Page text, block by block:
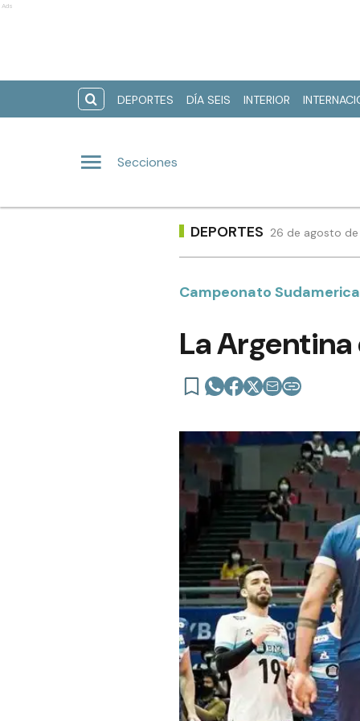
Ads
DEPORTES DÍA SEIS INTERIOR
Secciones
DEPORTES 26 de agosto
Campeonato
La